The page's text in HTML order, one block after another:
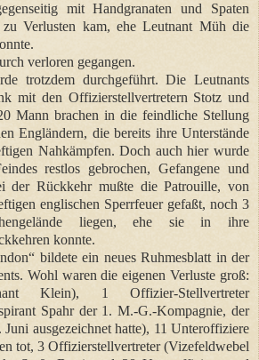
mit Handgranaten und Spaten
Verlusten kam, ehe Leutnant Müh die
verloren gegangen.
trotzdem durchgeführt. Die Leutnants
mit den Offizierstellvertretern Stotz und
Mann brachen in die feindliche Stellung
Engländern, die bereits ihre Unterstände
Nahkämpfen. Doch auch hier wurde
restlos gebrochen, Gefangene und
der Rückkehr mußte die Patrouille, von
englischen Sperrfeuer gefaßt, noch 3
liegen, ehe sie in ihre
konnte.
bildete ein neues Ruhmesblatt in der
Wohl waren die eigenen Verluste groß:
Klein), 1 Offizier-Stellvertreter
Spahr der 1. M.-G.-Kompagnie, der
ausgezeichnet hatte), 11 Unteroffiziere
tot, 3 Offizierstellvertreter (Vizefeldwebel